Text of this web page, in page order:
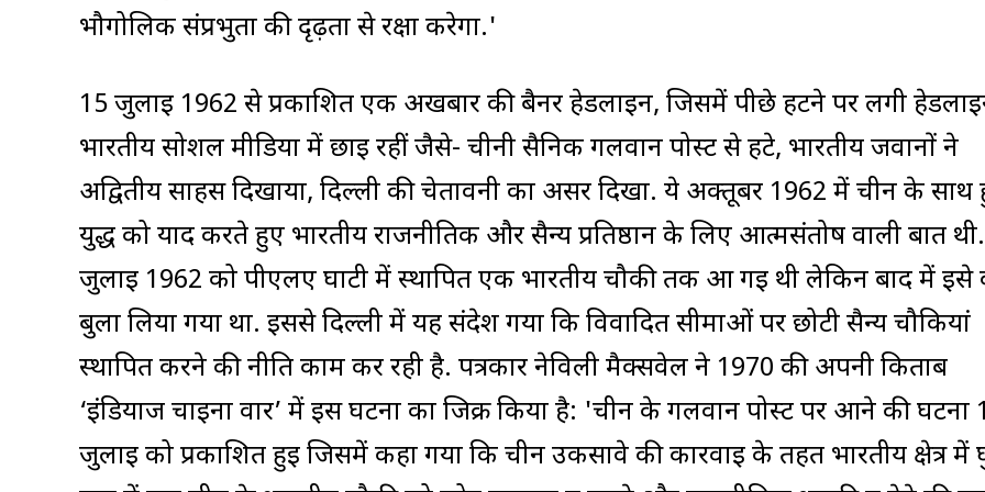
भौगोलिक संप्रभुता की दृढ़ता से रक्षा करेगा.'
15 जुलाई 1962 से प्रकाशित एक अखबार की बैनर हेडलाइन, जिसमें पीछे हटने पर लगी
भारतीय सोशल मीडिया में छाई रहीं जैसे- चीनी सैनिक गलवान पोस्ट से हटे, भारतीय जवानों ने
अद्वितीय साहस दिखाया, दिल्ली की चेतावनी का असर दिखा. ये अक्तूबर 1962 में चीन के साथ
युद्ध को याद करते हुए भारतीय राजनीतिक और सैन्य प्रतिष्ठान के लिए आत्मसंतोष वाली बात
जुलाई 1962 को पीएलए घाटी में स्थापित एक भारतीय चौकी तक आ गई थी लेकिन बाद में इसे
बुला लिया गया था. इससे दिल्ली में यह संदेश गया कि विवादित सीमाओं पर छोटी सैन्य चौकियां
स्थापित करने की नीति काम कर रही है. पत्रकार नेविली मैक्सवेल ने 1970 की अपनी किताब
‘इंडियाज चाइना वार’ में इस घटना का जिक्र किया है: 'चीन के गलवान पोस्ट पर आने की घटना
जुलाई को प्रकाशित हुई जिसमें कहा गया कि चीन उकसावे की कार्रवाई के तहत भारतीय क्षेत्र में